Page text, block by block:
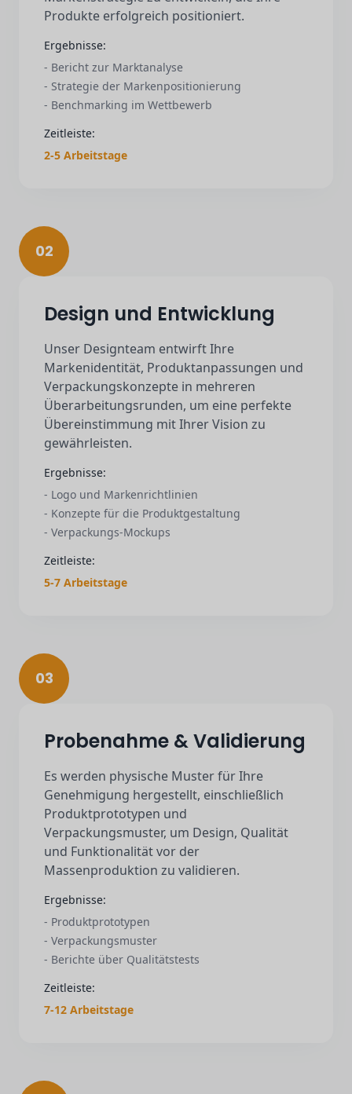
Produkte erfolgreich positioniert.
Ergebnisse:
- Bericht zur Marktanalyse
- Strategie der Markenpositionierung
- Benchmarking im Wettbewerb
Zeitleiste:
2-5 Arbeitstage
02
Design und Entwicklung
Unser Designteam entwirft Ihre
Markenidentität, Produktanpassungen und
Verpackungskonzepte in mehreren
Überarbeitungsrunden, um eine perfekte
Übereinstimmung mit Ihrer Vision zu
gewährleisten.
Ergebnisse:
- Logo und Markenrichtlinien
- Konzepte für die Produktgestaltung
- Verpackungs-Mockups
Zeitleiste:
5-7 Arbeitstage
03
Probenahme & Validierung
Es werden physische Muster für Ihre
Genehmigung hergestellt, einschließlich
Produktprototypen und
Verpackungsmuster, um Design, Qualität
und Funktionalität vor der
Massenproduktion zu validieren.
Ergebnisse:
- Produktprototypen
- Verpackungsmuster
- Berichte über Qualitätstests
Zeitleiste:
7-12 Arbeitstage